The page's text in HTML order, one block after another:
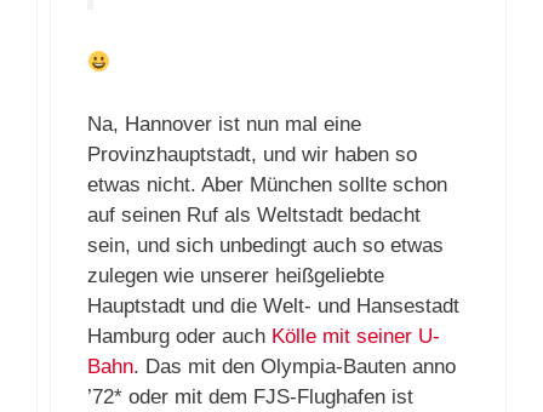
Na, Hannover ist nun mal eine
Provinzhauptstadt, und wir haben so
etwas nicht. Aber München sollte schon
auf seinen Ruf als Weltstadt bedacht
sein, und sich unbedingt auch so etwas
zulegen wie unserer heißgeliebte
Hauptstadt und die Welt- und Hansestadt
Hamburg oder auch Kölle mit seiner U-
Bahn. Das mit den Olympia-Bauten anno
’72* oder mit dem FJS-Flughafen ist